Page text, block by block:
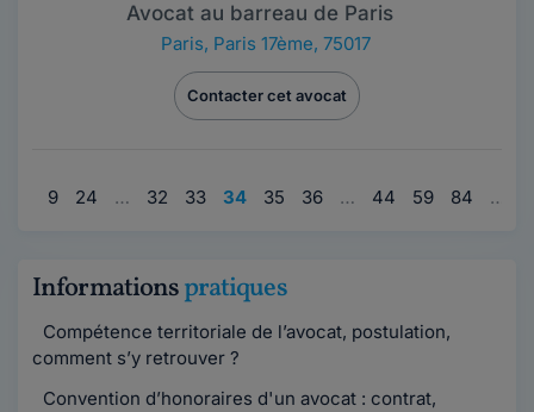
Avocat au barreau de Paris
Paris, Paris 17ème, 75017
Contacter cet avocat
9 24 … 32 33 34 35 36 … 44 59 84 …
Informationspratiques
Compétence territoriale de l’avocat, postulation,
comment s’y retrouver ?
Convention d’honoraires d'un avocat : contrat,